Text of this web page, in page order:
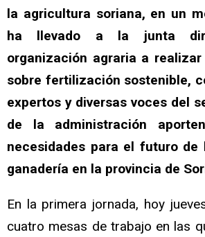
la agricultura soriana, en un
ha llevado a la junta
organización agraria a
sobre fertilización sostenible,
expertos y diversas voces del
de la administración
necesidades para el futuro
ganadería en la provincia de
En la primera jornada, hoy
cuatro mesas de trabajo en las